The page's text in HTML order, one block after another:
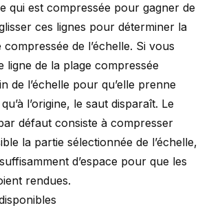
qui est compressée pour gagner de
ces lignes pour déterminer la
de l’échelle. Si vous
ligne de la plage compressée
de l’échelle pour qu’elle prenne
l’origine, le saut disparaît. Le
défaut consiste à compresser
la partie sélectionnée de l’échelle,
d’espace pour que les
rendues.